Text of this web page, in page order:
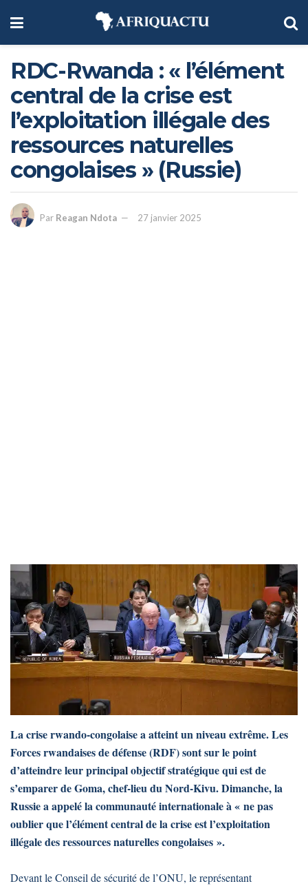
RDC-Rwanda : « l’élément
central de la crise est
l’exploitation illégale des
ressources naturelles
congolaises » (Russie)
Par Reagan Ndota 27 janvier 2025
La crise rwando-congolaise a atteint un niveau extrême. Les
Forces rwandaises de défense (RDF) sont sur le point
d’atteindre leur principal objectif stratégique qui est de
s’emparer de Goma, chef-lieu du Nord-Kivu. Dimanche, la
Russie a appelé la communauté internationale à « ne pas
oublier que l’élément central de la crise est l’exploitation
illégale des ressources naturelles congolaises ».
Devant le Conseil de sécurité de l’ONU, le représentant